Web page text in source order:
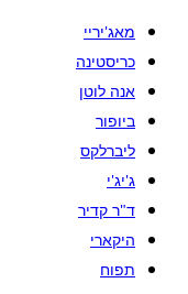
מאג'יריי
כריסטינה
אנה לוטן
ביופור
ליברלקס
ג'יג'י
ד"ר קדיר
היקארי
תפוח